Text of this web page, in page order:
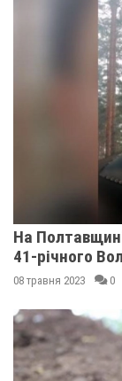
На
41-річного
08 травня 2023 0